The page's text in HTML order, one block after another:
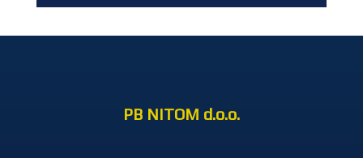
PB NITOM d.o.o.